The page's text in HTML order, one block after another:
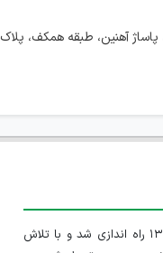
آهنین، طبقه همکف، پلاک ۳۰۲
سایت ایران استخدام در تاریخ ۱۳۹۱/۱/۱۰ راه اندازی شد و با تلاش